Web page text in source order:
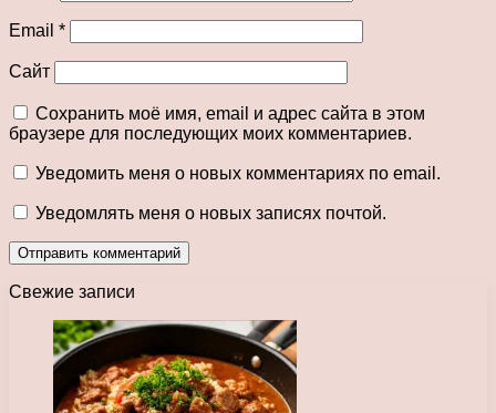
Email *
Сайт
Сохранить моё имя, email и адрес сайта в этом
браузере для последующих моих комментариев.
Уведомить меня о новых комментариях по email.
Уведомлять меня о новых записях почтой.
Свежие записи